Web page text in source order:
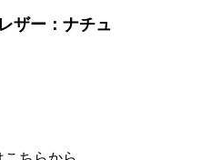
チュ